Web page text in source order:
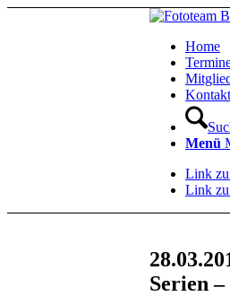
Home
Kontakt
Menü
Link
Link zu
Serien